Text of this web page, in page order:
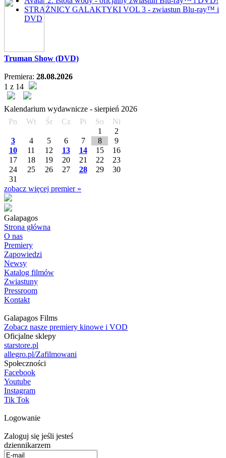
STRAŻNICY GALAKTYKI VOL 3 - zwiastun Blu-ray™ i
DVD
Truman Show (DVD)
Premiera: 28.08.2026
1 z 14
Kalendarium wydawnicze - sierpień 2026
Pn
Wt Śr Cz Pi So
Ni
1
2
3
4 5 6 7 8
9
10
11 12 13 14 15
16
17
18 19 20 21 22
23
24
25 26 27 28 29
30
31
zobacz więcej premier »
Galapagos
Strona główna
O nas
Premiery
Zapowiedzi
Newsy
Katalog filmów
Zwiastuny
Pressroom
Kontakt
Galapagos Films
Zobacz nasze premiery kinowe i VOD
Oficjalne sklepy
starstore.pl
allegro.pl/Zafilmowani
Społeczności
Facebook
Youtube
Instagram
Tik Tok
Logowanie
Zaloguj się jeśli jesteś
dziennikarzem